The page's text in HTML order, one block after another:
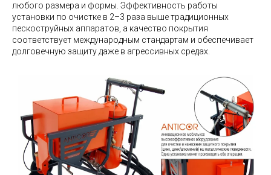
любого размера и формы. Эффективность работы
установки по очистке в 2–3 раза выше традиционных
пескоструйных аппаратов, а качество покрытия
соответствует международным стандартам и обеспечивает
долговечную защиту даже в агрессивных средах.